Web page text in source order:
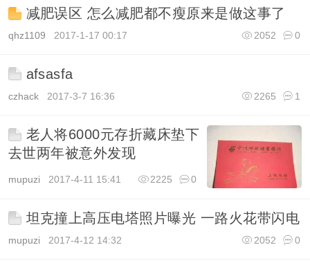
减肥误区 怎么减肥都不瘦原来是做这事了
qhz1109 2017-1-17 00:17 0
2052
afsasfa
czhack2017-3-7 16:36 1
2265
老人将6000元存折藏床垫下
去世两年被意外发现
mupuzi 2017-4-11 15:41 0
2225
坦克撞上高压电塔照片曝光 一路火花带闪电
mupuzi 2017-4-12 14:32 0
2052